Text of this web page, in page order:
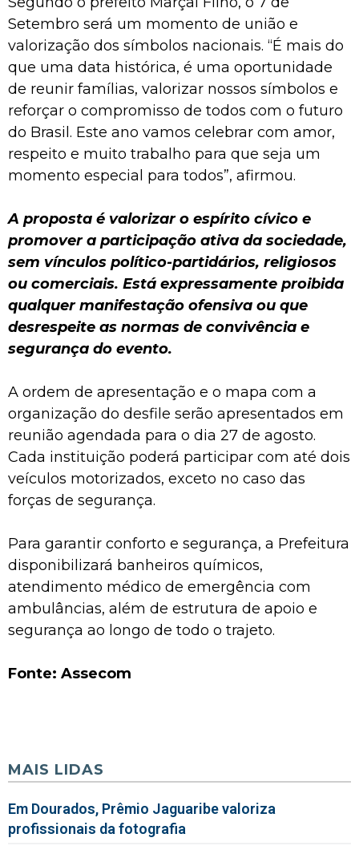
Setembro será um momento de união e
valorização dos símbolos nacionais. “É mais do
que uma data histórica, é uma oportunidade
de reunir famílias, valorizar nossos símbolos e
reforçar o compromisso de todos com o futuro
do Brasil. Este ano vamos celebrar com amor,
respeito e muito trabalho para que seja um
momento especial para todos”, afirmou.
A proposta é valorizar o espírito cívico e
promover a participação ativa da sociedade,
sem vínculos político-partidários, religiosos
ou comerciais. Está expressamente proibida
qualquer manifestação ofensiva ou que
desrespeite as normas de convivência e
segurança do evento.
A ordem de apresentação e o mapa com a
organização do desfile serão apresentados em
reunião agendada para o dia 27 de agosto.
Cada instituição poderá participar com até dois
veículos motorizados, exceto no caso das
forças de segurança.
Para garantir conforto e segurança, a Prefeitura
disponibilizará banheiros químicos,
atendimento médico de emergência com
ambulâncias, além de estrutura de apoio e
segurança ao longo de todo o trajeto.
Fonte: Assecom
MAIS LIDAS
Em Dourados, Prêmio Jaguaribe valoriza
profissionais da fotografia